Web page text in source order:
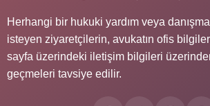
Herhangi bir hukuki yardım veya
isteyen ziyaretçilerin, avukatın ofis
sayfa üzerindeki iletişim bilgileri
geçmeleri tavsiye edilir.